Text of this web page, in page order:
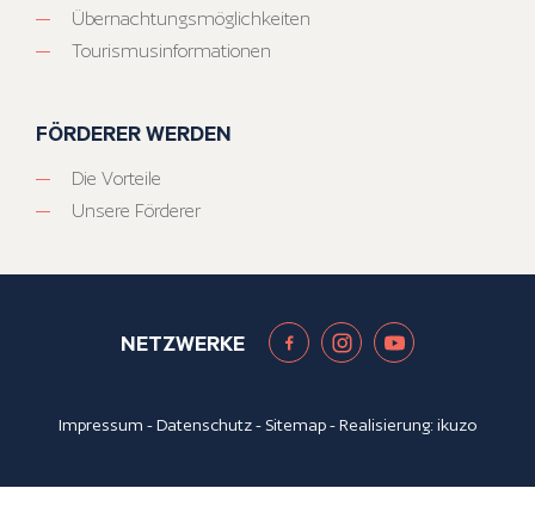
Übernachtungsmöglichkeiten
Tourismusinformationen
FÖRDERER WERDEN
Die Vorteile
Unsere Förderer
NETZWERKE
Impressum -Datenschutz- Sitemap- Realisierung:ikuzo